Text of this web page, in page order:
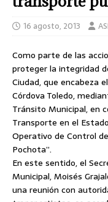
16 agosto, 2013
Como parte de las
proteger la integridad
Ciudad, que encabeza
Córdova Toledo,
Tránsito Municipal, en
Transporte en el
Operativo de Control
Pochota”.
En este sentido, el
Municipal, Moisés
una reunión con